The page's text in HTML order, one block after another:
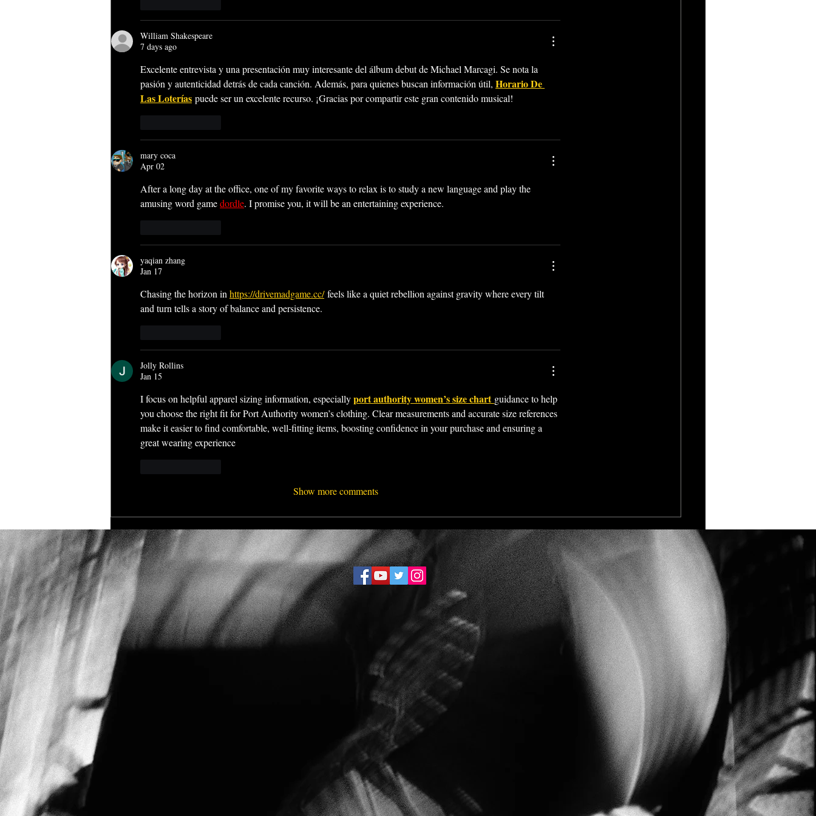
William Shakespeare
7 days ago
Excelente entrevista y una presentación muy interesante del álbum debut de Michael Marcagi. Se nota la
pasión y autenticidad detrás de cada canción. Además, para quienes buscan información útil, Horario De
Las Loterías puede ser un excelente recurso. ¡Gracias por compartir este gran contenido musical!
mary coca
Apr 02
After a long day at the office, one of my favorite ways to relax is to study a new language and play the
amusing word game dordle. I promise you, it will be an entertaining experience.
yaqian zhang
Jan 17
Chasing the horizon in https://drivemadgame.cc/ feels like a quiet rebellion against gravity where every tilt
and turn tells a story of balance and persistence.
Jolly Rollins
Jan 15
I focus on helpful apparel sizing information, especially port authority women’s size chart guidance to help
you choose the right fit for Port Authority women’s clothing. Clear measurements and accurate size references
make it easier to find comfortable, well-fitting items, boosting confidence in your purchase and ensuring a
great wearing experience
Show more comments